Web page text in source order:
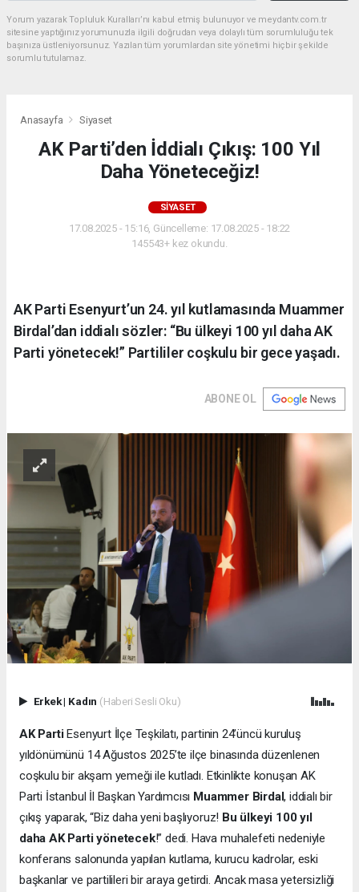
Yorum yazarak Topluluk Kuralları’nı kabul etmiş bulunuyor ve meydantv.com.tr
sitesine yaptığınız yorumunuzla ilgili doğrudan veya dolaylı tüm sorumluluğu tek
başınıza üstleniyorsunuz. Yazılan tüm yorumlardan site yönetimi hiçbir şekilde
sorumlu tutulamaz.
Anasayfa Siyaset
AK Parti’den İddialı Çıkış: 100 Yıl
Daha Yöneteceğiz!
SIYASET
17.08.2025 - 15:16, Güncelleme: 17.08.2025 - 18:22
145543+ kez okundu.
AK Parti Esenyurt’un 24. yıl kutlamasında Muammer
Birdal’dan iddialı sözler: “Bu ülkeyi 100 yıl daha AK
Parti yönetecek!” Partililer coşkulu bir gece yaşadı.
ABONE OL
Erkek| Kadın (Haberi Sesli Oku)
AK PartiEsenyurt İlçe Teşkilatı, partinin 24’üncü kuruluş
yıldönümünü 14 Ağustos 2025’te ilçe binasında düzenlenen
coşkulu bir akşam yemeği ile kutladı. Etkinlikte konuşan AK
Parti İstanbul İl Başkan Yardımcısı Muammer Birdal, iddialı bir
çıkış yaparak, “Biz daha yeni başlıyoruz! Bu ülkeyi 100 yıl
daha AK Parti yönetecek!” dedi. Hava muhalefeti nedeniyle
konferans salonunda yapılan kutlama, kurucu kadrolar, eski
başkanlar ve partilileri bir araya getirdi. Ancak masa yetersizliği